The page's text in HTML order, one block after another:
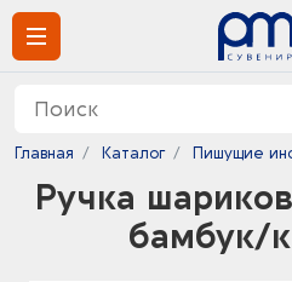
Главная Каталог Пишущие
Ручка
бамбук/